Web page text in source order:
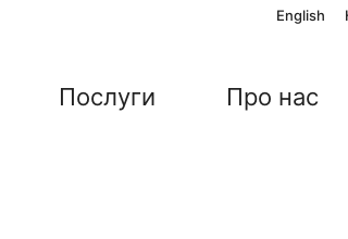
English
Послуги Про нас